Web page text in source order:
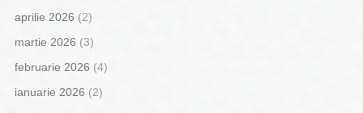
aprilie 2026 (2)
martie 2026 (3)
februarie 2026 (4)
ianuarie 2026 (2)